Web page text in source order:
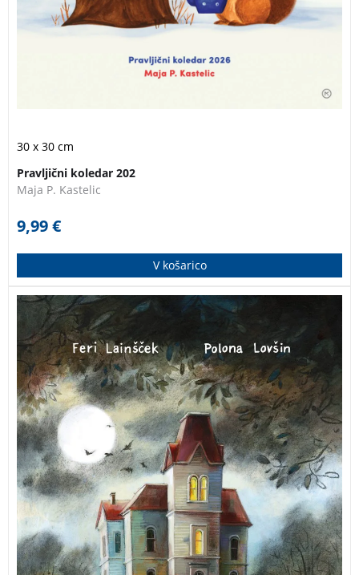
30 x 30 cm
Pravljični koledar 202
Maja P. Kastelic
9,99€
V košarico
Pravljica Ferija Lainščka “Čarovnica in čarodej” nas
popelje v svet, kjer se prepletajo čarovnija, humor in
nenavadne situacije. Skozi zgodbo o dveh čarovnicah,
Epipaniji in Minki, ter cirkuškem čarovniku Gregorju
avtor spretno raziskuje teme predsodkov, prijateljstva
in moči.Čarovnica in čarodej Feri Lainšček